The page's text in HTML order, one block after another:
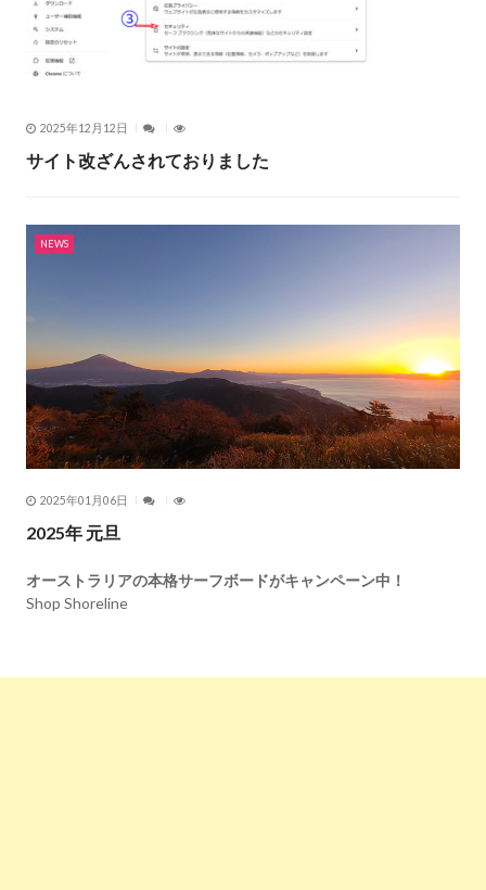
2025年12月12日
サイト改ざんされておりました
NEWS
2025年01月06日
2025年 元旦
オーストラリアの本格サーフボードがキャンペーン中！
Shop Shoreline